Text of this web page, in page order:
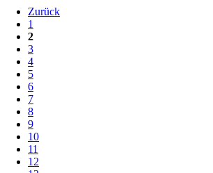
Zurück
1
2
3
4
5
6
7
8
9
10
11
12